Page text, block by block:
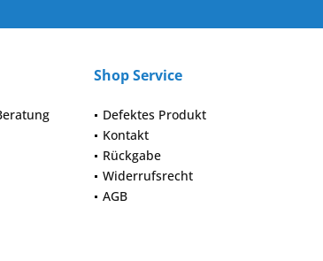
Shop Service
Defektes Produkt
Kontakt
Rückgabe
Widerrufsrecht
AGB